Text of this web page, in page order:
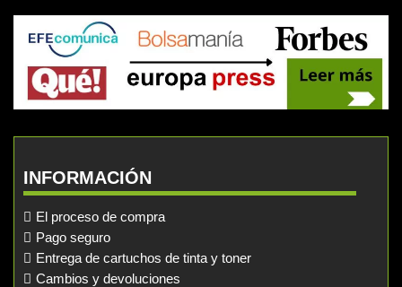
INFORMACIÓN
El proceso de compra
Pago seguro
Entrega de cartuchos de tinta y toner
Cambios y devoluciones